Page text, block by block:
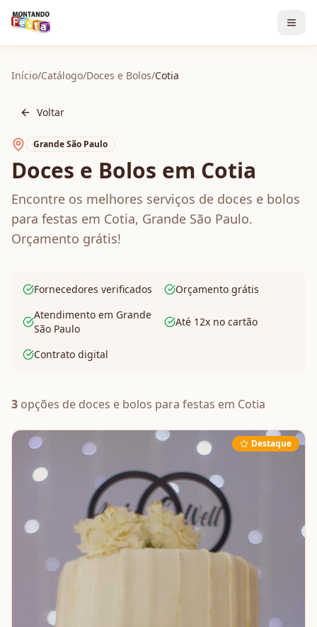
Início/Catálogo/Doces e Bolos/Cotia
Voltar
Grande São Paulo
Doces e Bolos em Cotia
Encontre os melhores serviços de doces e bolos
para festas em Cotia, Grande São Paulo.
Orçamento grátis!
Fornecedores verificados
Orçamento grátis
Atendimento em Grande
São Paulo
Até 12x no cartão
Contrato digital
3 opções de doces e bolos para festas em Cotia
Destaque